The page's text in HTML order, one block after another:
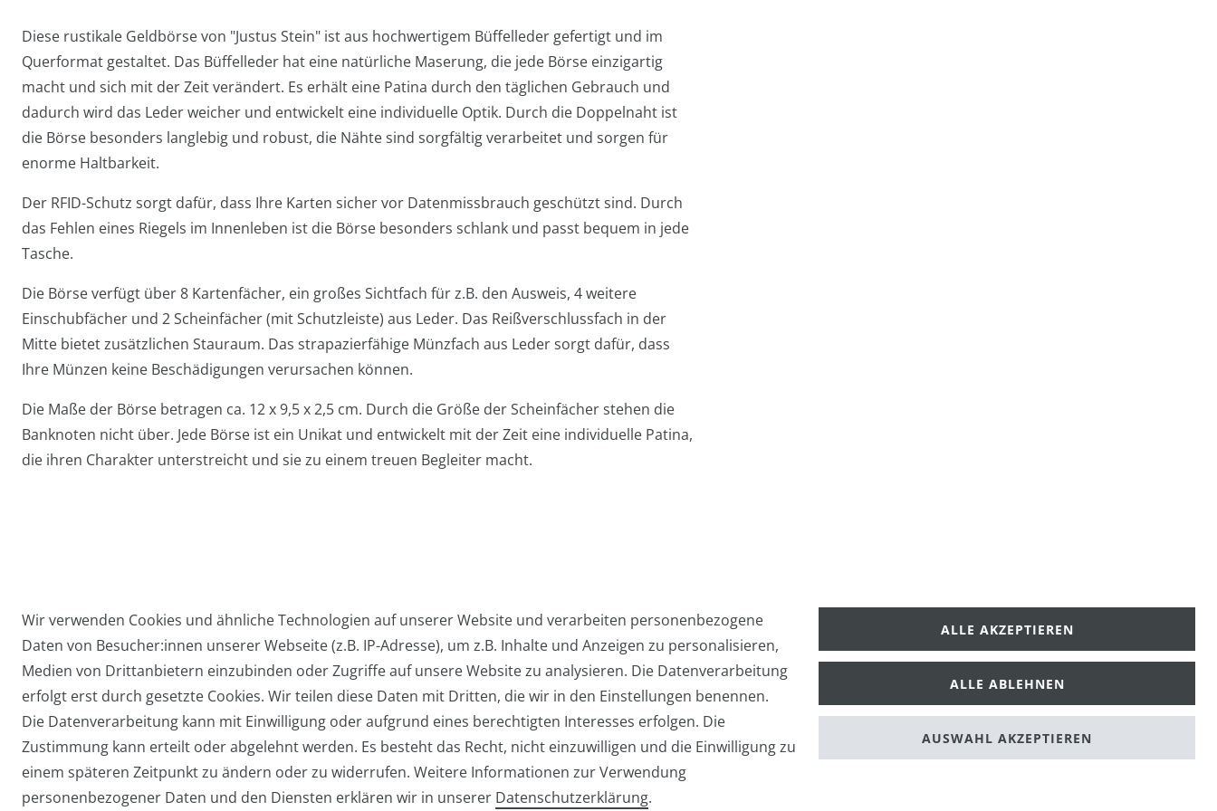
Diese rustikale Geldbörse von "Justus Stein" ist aus hochwertigem Büffelleder gefertigt und im
Querformat gestaltet. Das Büffelleder hat eine natürliche Maserung, die jede Börse einzigartig
macht und sich mit der Zeit verändert. Es erhält eine Patina durch den täglichen Gebrauch und
dadurch wird das Leder weicher und entwickelt eine individuelle Optik. Durch die Doppelnaht ist
die Börse besonders langlebig und robust, die Nähte sind sorgfältig verarbeitet und sorgen für
enorme Haltbarkeit.
Der RFID-Schutz sorgt dafür, dass Ihre Karten sicher vor Datenmissbrauch geschützt sind. Durch
das Fehlen eines Riegels im Innenleben ist die Börse besonders schlank und passt bequem in jede
Tasche.
Die Börse verfügt über 8 Kartenfächer, ein großes Sichtfach für z.B. den Ausweis, 4 weitere
Einschubfächer und 2 Scheinfächer (mit Schutzleiste) aus Leder. Das Reißverschlussfach in der
Mitte bietet zusätzlichen Stauraum. Das strapazierfähige Münzfach aus Leder sorgt dafür, dass
Ihre Münzen keine Beschädigungen verursachen können.
Die Maße der Börse betragen ca. 12 x 9,5 x 2,5 cm. Durch die Größe der Scheinfächer stehen die
Banknoten nicht über. Jede Börse ist ein Unikat und entwickelt mit der Zeit eine individuelle Patina,
die ihren Charakter unterstreicht und sie zu einem treuen Begleiter macht.
Widerrufs­recht Widerrufs­formular Impressum Daten­schutz­erklärung AGB
info@taschen-tony.de
Wir verwenden Cookies und ähnliche Technologien auf unserer Website und verarbeiten personenbezogene
Daten von Besucher:innen unserer Webseite (z.B. IP-Adresse), um z.B. Inhalte und Anzeigen zu personalisieren,
Medien von Drittanbietern einzubinden oder Zugriffe auf unsere Website zu analysieren. Die Datenverarbeitung
erfolgt erst durch gesetzte Cookies. Wir teilen diese Daten mit Dritten, die wir in den Einstellungen benennen.
Die Datenverarbeitung kann mit Einwilligung oder aufgrund eines berechtigten Interesses erfolgen. Die
Zustimmung kann erteilt oder abgelehnt werden. Es besteht das Recht, nicht einzuwilligen und die Einwilligung zu
einem späteren Zeitpunkt zu ändern oder zu widerrufen. Weitere Informationen zur Verwendung
personenbezogener Daten und den Diensten erklären wir in unserer Daten­schutz­erklärung.
ALLE AKZEPTIEREN
ALLE ABLEHNEN
AUSWAHL AKZEPTIEREN